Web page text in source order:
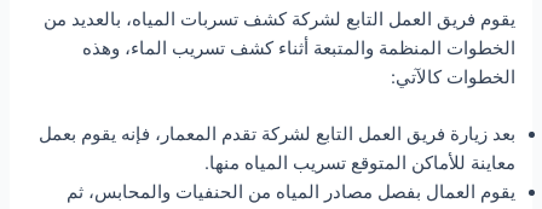
يقوم فريق العمل التابع لشركة كشف تسربات المياه، بالعديد من
الخطوات المنظمة والمتبعة أثناء كشف تسريب الماء، وهذه
الخطوات كالآتي:
بعد زيارة فريق العمل التابع لشركة تقدم المعمار، فإنه يقوم بعمل
معاينة للأماكن المتوقع تسريب المياه منها.
يقوم العمال بفصل مصادر المياه من الحنفيات والمحابس، ثم